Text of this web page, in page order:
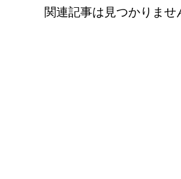
関連記事は見つかりませ